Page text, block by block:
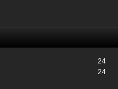
24
24